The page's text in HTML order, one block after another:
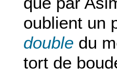
oublient un
double du
tort de